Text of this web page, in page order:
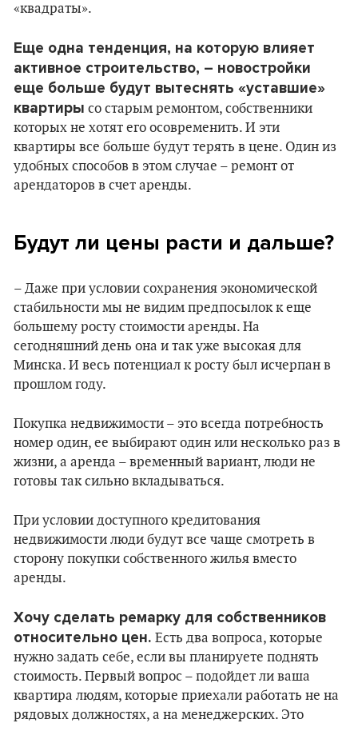
«квадраты».
Еще одна тенденция, на которую влияет
активное строительство, – новостройки
еще больше будут вытеснять «уставшие»
квартиры со старым ремонтом, собственники
которых не хотят его осовременить. И эти
квартиры все больше будут терять в цене. Один из
удобных способов в этом случае – ремонт от
арендаторов в счет аренды.
Будут ли цены расти и дальше?
– Даже при условии сохранения экономической
стабильности мы не видим предпосылок к еще
большему росту стоимости аренды. На
сегодняшний день она и так уже высокая для
Минска. И весь потенциал к росту был исчерпан в
прошлом году.
Покупка недвижимости – это всегда потребность
номер один, ее выбирают один или несколько раз в
жизни, а аренда – временный вариант, люди не
готовы так сильно вкладываться.
При условии доступного кредитования
недвижимости люди будут все чаще смотреть в
сторону покупки собственного жилья вместо
аренды.
Хочу сделать ремарку для собственников
относительно цен. Есть два вопроса, которые
нужно задать себе, если вы планируете поднять
стоимость. Первый вопрос – подойдет ли ваша
квартира людям, которые приехали работать не на
рядовых должностях, а на менеджерских. Это